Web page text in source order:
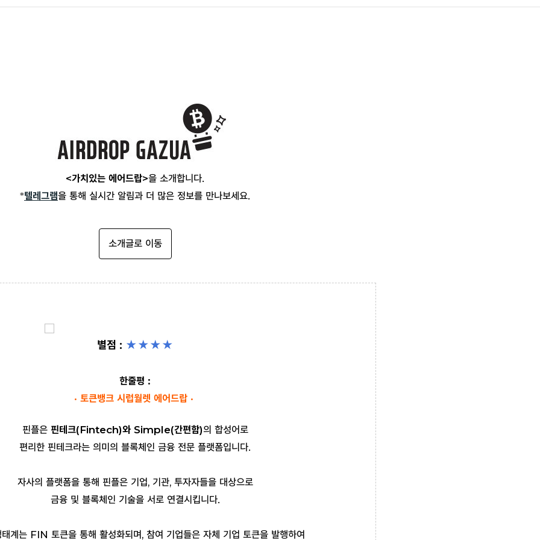
<가치있는 에어드랍>을 소개합니다.
*텔레그램을 통해 실시간 알림과 더 많은 정보를 만나보세요.
소개글로 이동
별점 : ★★★★
한줄평 :
· 토큰뱅크 시럽월렛 에어드랍 ·
핀플은 핀테크(Fintech)와 Simple(간편함)의 합성어로
편리한 핀테크라는 의미의 블록체인 금융 전문 플랫폼입니다.
자사의 플랫폼을 통해 핀플은 기업, 기관, 투자자들을 대상으로
금융 및 블록체인 기술을 서로 연결시킵니다.
계는 FIN 토큰을 통해 활성화되며, 참여 기업들은 자체 기업 토큰을 발행하여